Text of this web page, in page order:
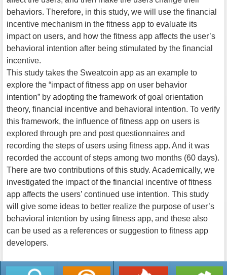
behaviors. Therefore, in this study, we will use the financial
incentive mechanism in the fitness app to evaluate its
impact on users, and how the fitness app affects the user’s
behavioral intention after being stimulated by the financial
incentive.
This study takes the Sweatcoin app as an example to
explore the “impact of fitness app on user behavior
intention” by adopting the framework of goal orientation
theory, financial incentive and behavioral intention. To verify
this framework, the influence of fitness app on users is
explored through pre and post questionnaires and
recording the steps of users using fitness app. And it was
recorded the account of steps among two months (60 days).
There are two contributions of this study. Academically, we
investigated the impact of the financial incentive of fitness
app affects the users’ continued use intention. This study
will give some ideas to better realize the purpose of user’s
behavioral intention by using fitness app, and these also
can be used as a references or suggestion to fitness app
developers.